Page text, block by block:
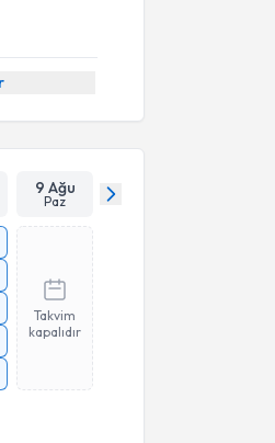
9 Ağu
Paz
Takvim
kapalıdır